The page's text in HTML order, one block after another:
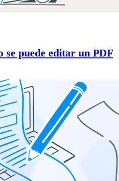
se puede editar un PDF